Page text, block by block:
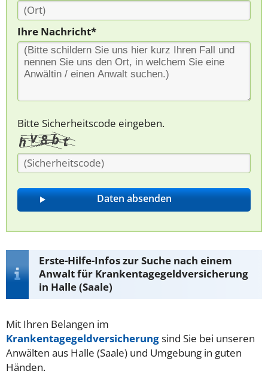
Ihre Nachricht*
Bitte Sicherheitscode eingeben.
Erste-Hilfe-Infos zur Suche nach einem
Anwalt für Krankentagegeldversicherung
in Halle (Saale)
Mit Ihren Belangen im
Krankentagegeldversicherungsind Sie bei unseren
Anwälten aus Halle (Saale) und Umgebung in guten
Händen.